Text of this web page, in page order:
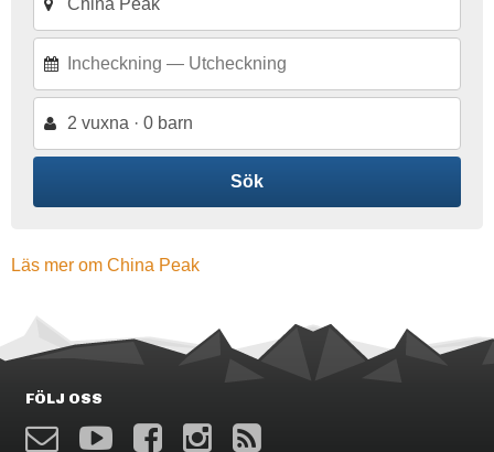
2 vuxna · 0 barn
Sök
Läs mer om China Peak
FÖLJ OSS